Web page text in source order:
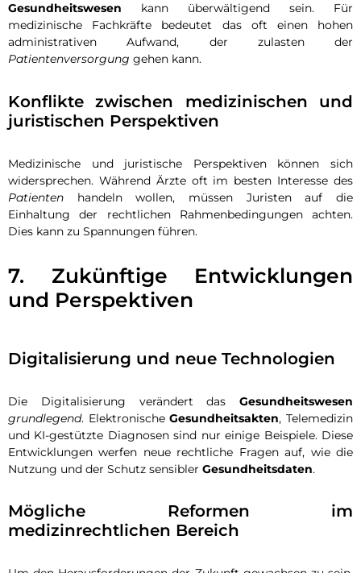
Gesundheitswesen kann überwältigend sein. Für
medizinische Fachkräfte bedeutet das oft einen hohen
administrativen Aufwand, der zulasten der
Patientenversorgung gehen kann.
Konflikte zwischen medizinischen und
juristischen Perspektiven
Medizinische und juristische Perspektiven können sich
widersprechen. Während Ärzte oft im besten Interesse des
Patienten handeln wollen, müssen Juristen auf die
Einhaltung der rechtlichen Rahmenbedingungen achten.
Dies kann zu Spannungen führen.
7. Zukünftige Entwicklungen
und Perspektiven
Digitalisierung und neue Technologien
Die Digitalisierung verändert das Gesundheitswesen
grundlegend. ElektronischeGesundheitsakten, Telemedizin
und KI-gestützte Diagnosen sind nur einige Beispiele. Diese
Entwicklungen werfen neue rechtliche Fragen auf, wie die
Nutzung und der Schutz sensibler Gesundheitsdaten.
Mögliche Reformen im
medizinrechtlichen Bereich